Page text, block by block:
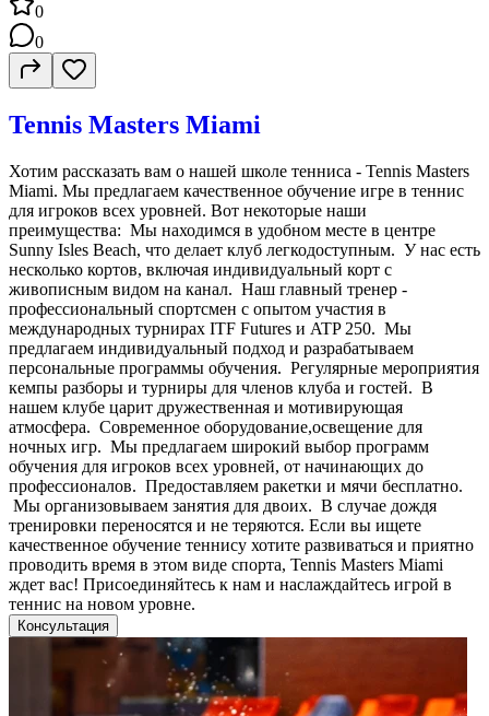
0
0
Tennis Masters Miami
Хотим рассказать вам о нашей школе тенниса - Tennis Masters
Miami. Мы предлагаем качественное обучение игре в теннис
для игроков всех уровней. Вот некоторые наши
преимущества: Мы находимся в удобном месте в центре
Sunny Isles Beach, что делает клуб легкодоступным. У нас есть
несколько кортов, включая индивидуальный корт с
живописным видом на канал. Наш главный тренер -
профессиональный спортсмен с опытом участия в
международных турнирах ITF Futures и ATP 250. Мы
предлагаем индивидуальный подход и разрабатываем
персональные программы обучения. Регулярные мероприятия
кемпы разборы и турниры для членов клуба и гостей. В
нашем клубе царит дружественная и мотивирующая
атмосфера. Современное оборудование,освещение для
ночных игр. Мы предлагаем широкий выбор программ
обучения для игроков всех уровней, от начинающих до
профессионалов. Предоставляем ракетки и мячи бесплатно.
Мы организовываем занятия для двоих. В случае дождя
тренировки переносятся и не теряются. Если вы ищете
качественное обучение теннису хотите развиваться и приятно
проводить время в этом виде спорта, Tennis Masters Miami
ждет вас! Присоединяйтесь к нам и наслаждайтесь игрой в
теннис на новом уровне.
Консультация